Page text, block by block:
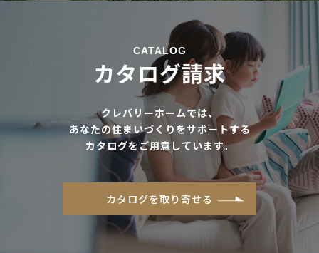
CATALOG
カタログ請求
クレバリーホームでは、
あなたの住まいづくりをサポートする
カタログをご用意しています。
カタログを取り寄せる